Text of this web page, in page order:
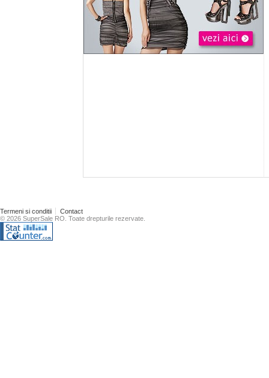
Termeni si conditii
Contact
© 2026 SuperSale RO. Toate drepturile rezervate.